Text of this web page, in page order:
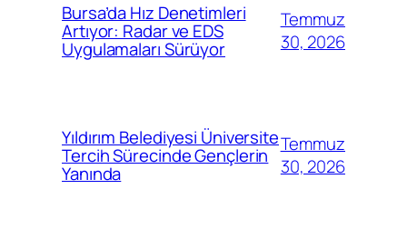
Bursa’da Hız Denetimleri
Artıyor: Radar ve EDS
Uygulamaları Sürüyor
Temmuz
30, 2026
Yıldırım Belediyesi Üniversite
Tercih Sürecinde Gençlerin
Yanında
Temmuz
30, 2026